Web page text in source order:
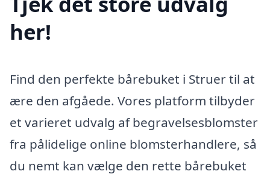
her!
Find den perfekte bårebuket i Struer til at
ære den afgåede. Vores platform tilbyder
et varieret udvalg af begravelsesblomster
fra pålidelige online blomsterhandlere, så
du nemt kan vælge den rette bårebuket